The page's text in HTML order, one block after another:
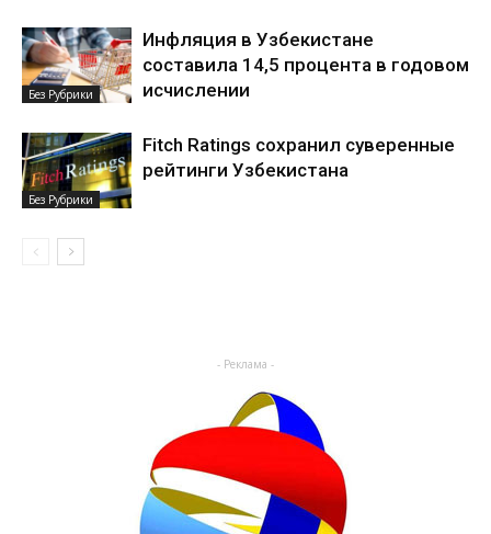
Без Рубрики
Инфляция в Узбекистане
составила 14,5 процента в годовом
исчислении
Без Рубрики
Fitch Ratings сохранил суверенные
рейтинги Узбекистана
- Реклама -